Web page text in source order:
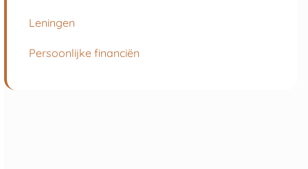
Leningen
Persoonlijke financiën